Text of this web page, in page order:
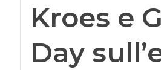
Kroes e
Day